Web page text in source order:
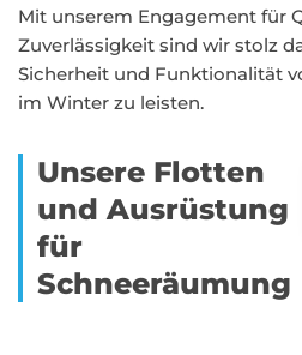
Mit unserem Engagement für
Zuverlässigkeit sind wir stolz
Sicherheit und Funktionalität
im Winter zu leisten.
Unsere Flotten
und Ausrüstung
für
Schneeräumung